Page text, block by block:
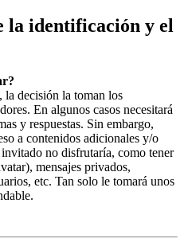
la identificación y el
la decisión la toman los
En algunos casos necesitará
y respuestas. Sin embargo,
a contenidos adicionales y/o
no disfrutaría, como tener
mensajes privados,
etc. Tan solo le tomará unos